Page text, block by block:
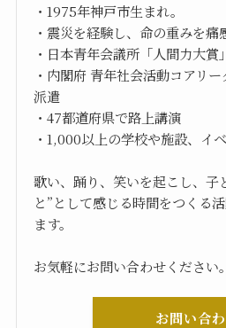
・1975年神戸市生まれ。
・震災を経験し、命の重みを痛
・日本青年会議所「人間力大賞
・内閣府 青年社会活動コアリ
派遣
・47都道府県で路上講演
・1,000以上の学校や施設、イ
歌い、踊り、笑いを起こし、子
と”として感じる時間をつくる
ます。
お気軽にお問い合わせください。
お問い合